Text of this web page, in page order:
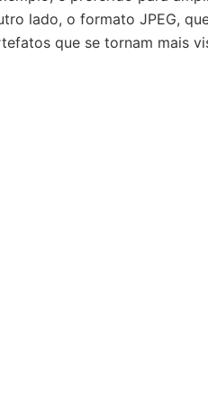
lado, o formato JPEG,
que se tornam mais